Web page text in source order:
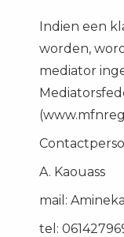
Indien een
worden,
mediator
A. Kaouass
mail:
tel: